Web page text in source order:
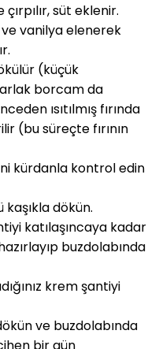
süt eklenir.
vanilya elenerek
(küçük
borcam da
ısıtılmış fırında
(bu süreçte fırının
kürdanla kontrol edin
dökün.
katılaşıncaya kadar
buzdolabında
krem şantiyi
ve buzdolabında
bir gün